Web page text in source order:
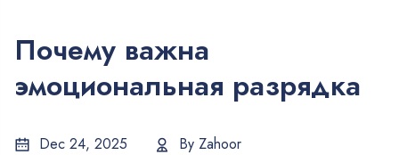
Почему важна
эмоциональная разрядка
Dec 24, 2025 By Zahoor